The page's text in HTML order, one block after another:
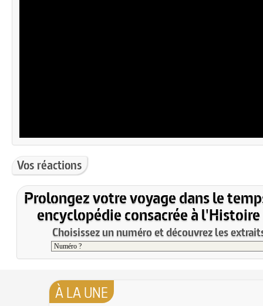
Vos réactions
Prolongez votre voyage dans le
encyclopédie consacrée à l'Histoire
Choisissez un numéro et découvrez les
À LA UNE